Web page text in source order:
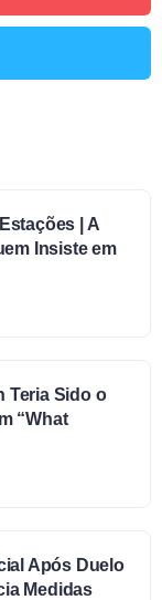
| A
Insiste em
Teria Sido o
“What
Após Duelo
Medidas